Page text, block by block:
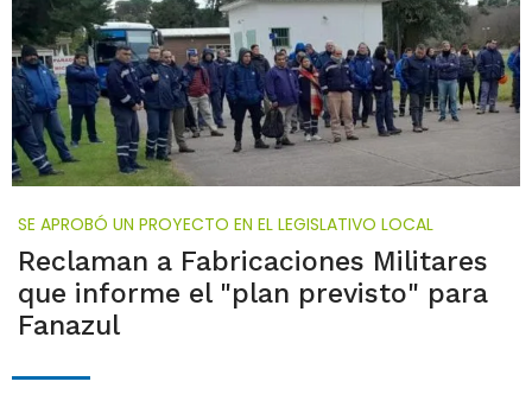
SE APROBÓ UN PROYECTO EN EL LEGISLATIVO LOCAL
Reclaman a Fabricaciones Militares
que informe el "plan previsto" para
Fanazul